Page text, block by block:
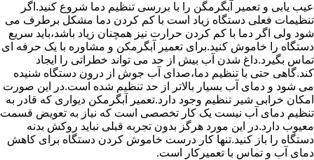
عیب یابی و تعمیر آبگرمگن را با بررسی تنظیم دما شروع کنید.اگر
تنظیمات فعلی دستگاه زیاد است با کم کردن دما مشکل برطرف می
شود ولی اگر دما با کم کردن حرارت نیز همچنان زیاد باشد،باید سریع
دستگاه را خاموش کنید.برای تعمیر آبگرمکن و مشاوره با یک حرفه ای
تماس بگیرد.داغ شدن آب بیش از حد می تواند خطراتی را ایجاد
کند.گاهی حتی با تنظیم دما،صدای آب جوش از درون دستگاه شنیده
می شود و دمای آب بسیار بالاتر از حد تنظیم شده است.در این صورت
امکان خرابی شیر تنظیم وجود دارد.تعمیر آبگرمکن دیواری که قادر به
تنظیم دمای آب نیست یک کار تخصصی است که نیاز به تعویض قسمت
معیوب دارد.در این مورد هرگز بدون تجربه قبلی نباید روکش بدنه
دستگاه را باز کنید.تنها کار درست خاموش کردن دستگاه برای کاهش
دمای آب و تماس با تعمیرکار است.